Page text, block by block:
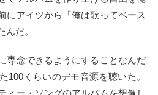
にアイツから「俺は歌ってベース
んだ。
専念できるようにすることなんだ
100くらいのデモ音源を聴いた。
ィー・ソングのアルバムを想像し